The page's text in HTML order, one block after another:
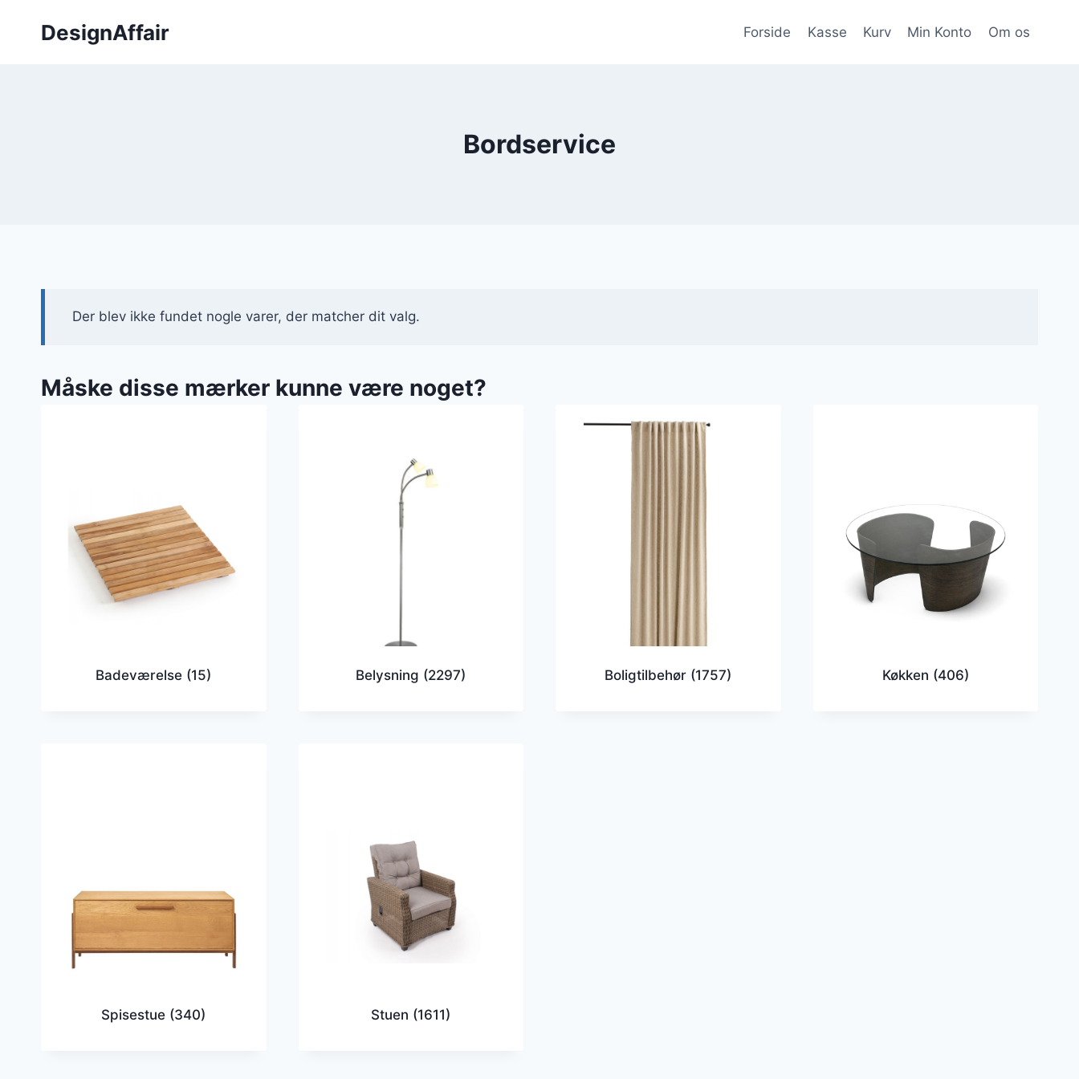
DesignAffair Forside Kasse Kurv Min Konto Om os
Bordservice
Der blev ikke fundet nogle varer, der matcher dit valg.
Måske disse mærker kunne være noget?
Badeværelse (15) Belysning (2297) Boligtilbehør (1757) Køkken (406)
Spisestue (340) Stuen (1611)